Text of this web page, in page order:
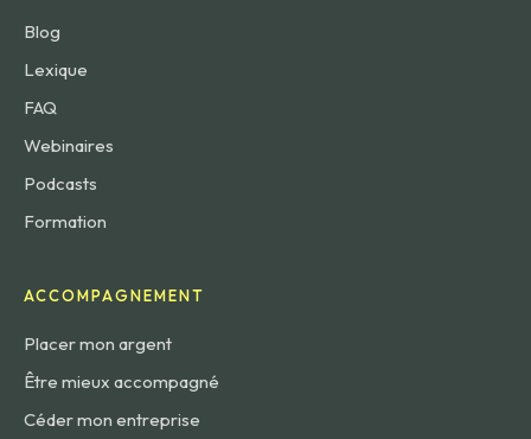
Blog
Lexique
FAQ
Webinaires
Podcasts
Formation
ACCOMPAGNEMENT
Placer mon argent
Être mieux accompagné
Céder mon entreprise